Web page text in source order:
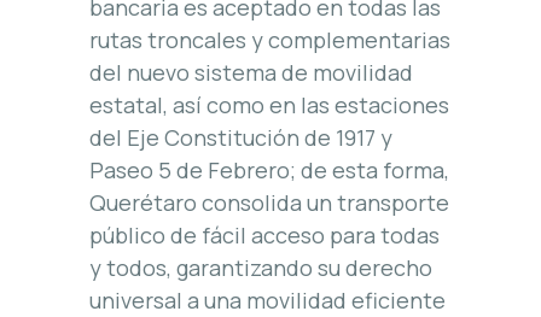
bancaria es aceptado en todas las
rutas troncales y complementarias
del nuevo sistema de movilidad
estatal, así como en las estaciones
del Eje Constitución de 1917 y
Paseo 5 de Febrero; de esta forma,
Querétaro consolida un transporte
público de fácil acceso para todas
y todos, garantizando su derecho
universal a una movilidad eficiente